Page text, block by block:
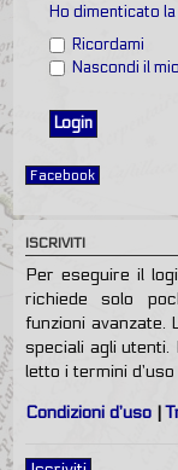
Ho dimenticato
Ricordami
Nascondi il
Facebook
ISCRIVITI
Per eseguire il
richiede solo
funzioni avanzate.
speciali agli
letto i termini
Condizioni d’uso |